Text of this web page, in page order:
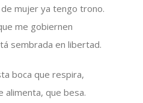
mujer ya tengo trono.
me gobiernen
sembrada en libertad.
boca que respira,
alimenta, que besa.